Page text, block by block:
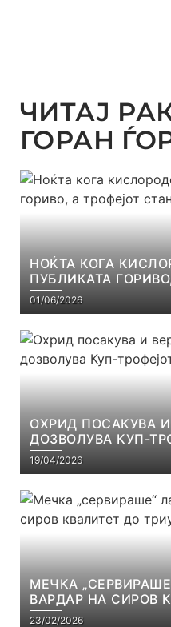
ЧИТАЈ
ГОРАН
НОЌТА КОГА
ПУБЛИКАТА
РЕАЛНОСТ
01/06/2026
ОХРИД ПОСАКУВА
ДОЗВОЛУВА КУП-
ОД СКОПЈЕ
19/04/2026
МЕЧКА
ВАРДАР НА СИРОВ
ВО АВТОКОМАНДА
23/02/2026